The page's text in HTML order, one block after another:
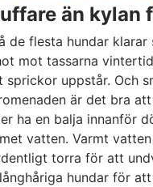
än kylan
de flesta hundar
mot tassarna
sprickor uppstår. Och
är det bra
ha en balja innanför
vatten. Varmt
torra för att
hundar för